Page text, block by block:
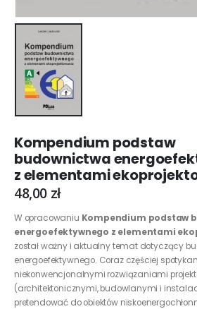
Kompendium podstaw
budownictwa
z elementami
48,00 zł
W opracowaniu Kompendium podstaw
energoefektywnego z elementami
został ważny i aktualny temat dotyczący
energoefektywnego. Coraz częściej
niekonwencjonalnymi rozwiązaniami
(architektonicznymi, budowlanymi i
pretendować do obiektów